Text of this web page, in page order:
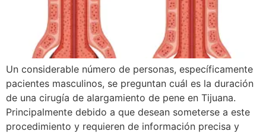
Un considerable número de personas, específicamente
pacientes masculinos, se preguntan cuál es la duración
de una cirugía de alargamiento de pene en Tijuana.
Principalmente debido a que desean someterse a este
procedimiento y requieren de información precisa y